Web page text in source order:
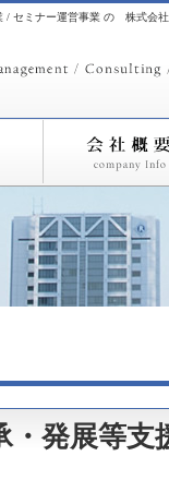
/ セミナー運営事業 の 株式会
・発展等支